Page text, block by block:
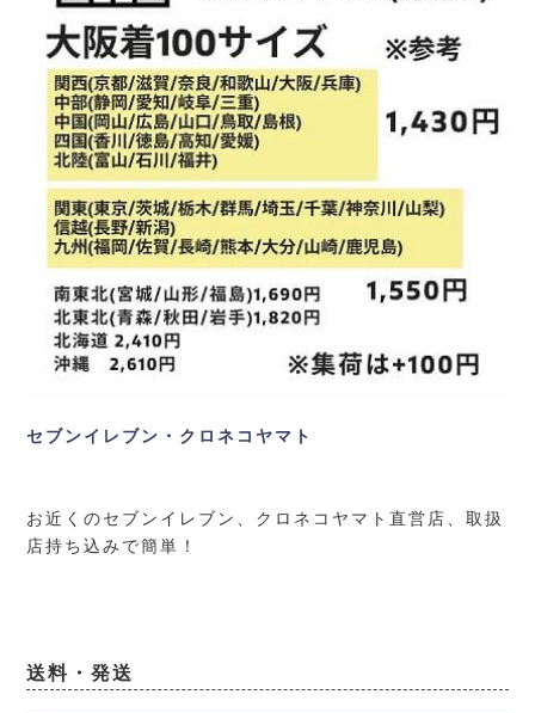
セブンイレブン・クロネコヤマト
お近くのセブンイレブン、クロネコヤマト直営店、取扱
店持ち込みで簡単！
送料・発送